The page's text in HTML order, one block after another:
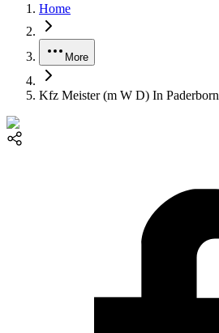
Home
More
Kfz Meister (m W D) In Paderborn